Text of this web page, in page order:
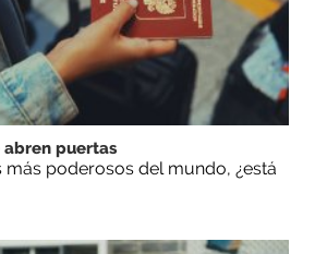
abren puertas
más poderosos del mundo, ¿está